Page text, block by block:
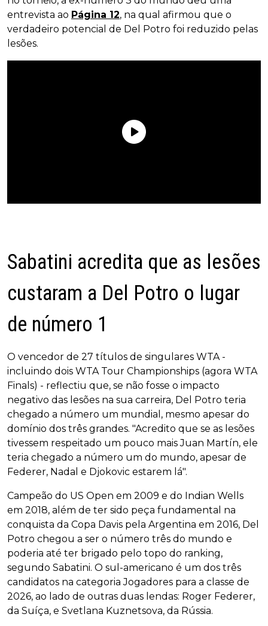
entrevista ao Página 12, na qual afirmou que o
verdadeiro potencial de Del Potro foi reduzido pelas
lesões.
Sabatini acredita que as lesões
custaram a Del Potro o lugar
de número 1
O vencedor de 27 títulos de singulares WTA -
incluindo dois WTA Tour Championships (agora WTA
Finals) - reflectiu que, se não fosse o impacto
negativo das lesões na sua carreira, Del Potro teria
chegado a número um mundial, mesmo apesar do
domínio dos três grandes. "Acredito que se as lesões
tivessem respeitado um pouco mais Juan Martín, ele
teria chegado a número um do mundo, apesar de
Federer, Nadal e Djokovic estarem lá".
Campeão do US Open em 2009 e do Indian Wells
em 2018, além de ter sido peça fundamental na
conquista da Copa Davis pela Argentina em 2016, Del
Potro chegou a ser o número três do mundo e
poderia até ter brigado pelo topo do ranking,
segundo Sabatini. O sul-americano é um dos três
candidatos na categoria Jogadores para a classe de
2026, ao lado de outras duas lendas: Roger Federer,
da Suíça, e Svetlana Kuznetsova, da Rússia.